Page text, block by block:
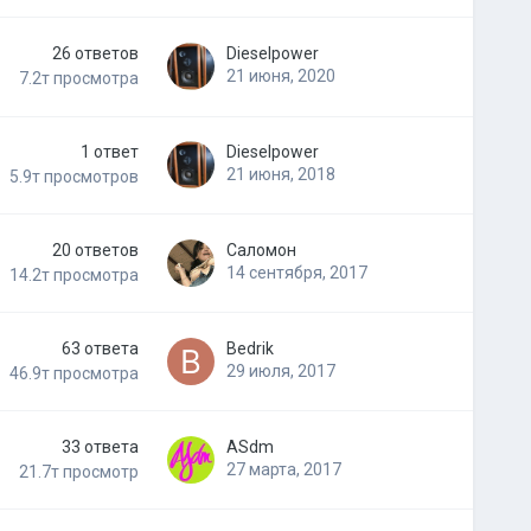
26 ответов
7.2т просмотра
Dieselpower
21 июня, 2020
1 ответ
5.9т просмотров
Dieselpower
21 июня, 2018
20 ответов
14.2т просмотра
Саломон
14 сентября, 2017
63 ответа
46.9т просмотра
Bedrik
29 июля, 2017
33 ответа
21.7т просмотр
ASdm
27 марта, 2017